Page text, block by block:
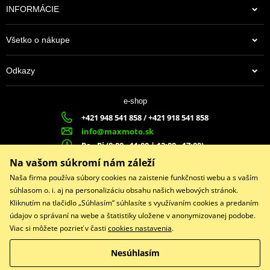
Na centrálnom sklade
INFORMÁCIE
Všetko o nákupe
Odkazy
e-shop
+421 948 541 858 / +421 918 541 858
info@maxmoto.sk
Po - Pi (8:00 - 11:00 | 12:00 - 17:00)
MAX
MOTO s.r.o.
Slovenských dobrovoľníkov 1439
022 01 Čadca
Facebook
Copyright © 2026 www.maxmotoshop.sk
Na vašom súkromí nám záleží
Naša firma používa súbory cookies na zaistenie funkčnosti webu a s vaším
súhlasom o. i. aj na personalizáciu obsahu našich webových stránok.
Kliknutím na tlačidlo „Súhlasím“ súhlasíte s využívaním cookies a predaním
údajov o správaní na webe a štatistiky uložene v anonymizovanej podobe.
Viac si môžete pozrieť v časti cookies nastavenia.
Nesúhlasím